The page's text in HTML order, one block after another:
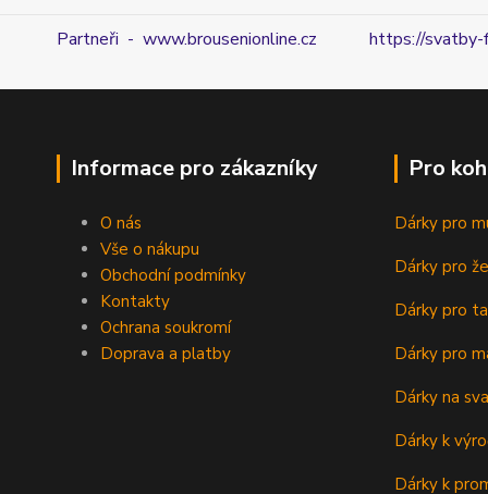
Partneři - www.brousenionline.cz https://svatby-
Informace pro zákazníky
O nás
Vše o nákupu
Obchodní podmínky
Kontakty
Ochrana soukromí
Doprava a platby
Pro
Dárky pro
Dárky pro
Dárky pro
Dárky pro
Dárky na
Dárky k
Dárky k